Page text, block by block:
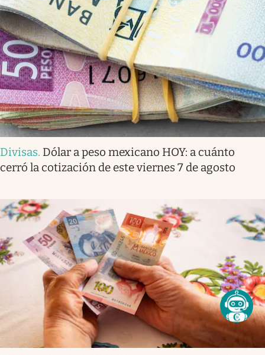
Divisas. Dólar a peso mexicano HOY: a cuánto
cerró la cotización de este viernes 7 de agosto